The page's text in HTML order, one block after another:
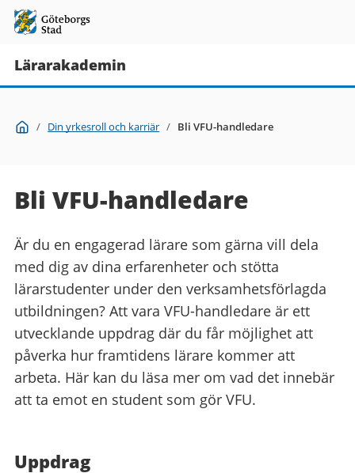
Lärarakademin
Du Start
/ Din yrkesroll och karriär / Bli VFU-handledare
Bli VFU-handledare
Är du en engagerad lärare som gärna vill dela
med dig av dina erfarenheter och stötta
lärarstudenter under den verksamhetsförlagda
utbildningen? Att vara VFU-handledare är ett
utvecklande uppdrag där du får möjlighet att
påverka hur framtidens lärare kommer att
arbeta. Här kan du läsa mer om vad det innebär
att ta emot en student som gör VFU.
Uppdrag